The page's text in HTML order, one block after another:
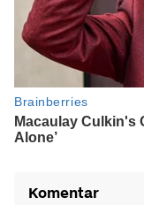
Komentar